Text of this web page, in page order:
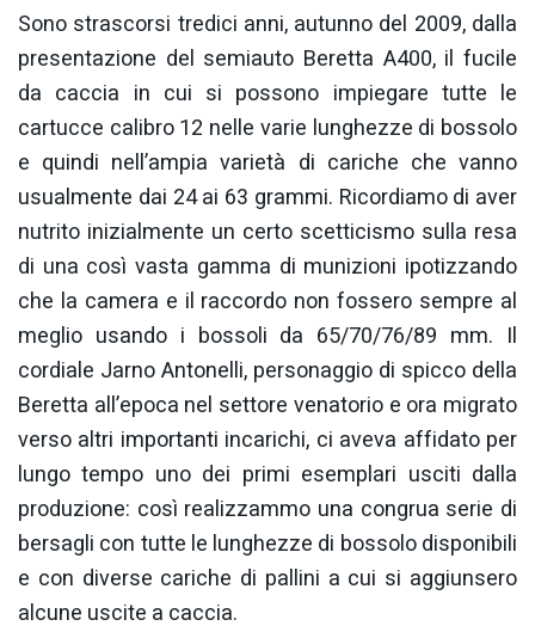
Sono strascorsi tredici anni, autunno del 2009, dalla
presentazione del semiauto Beretta A400, il fucile
da caccia in cui si possono impiegare tutte le
cartucce calibro 12 nelle varie lunghezze di bossolo
e quindi nell’ampia varietà di cariche che vanno
usualmente dai 24 ai 63 grammi. Ricordiamo di aver
nutrito inizialmente un certo scetticismo sulla resa
di una così vasta gamma di munizioni ipotizzando
che la camera e il raccordo non fossero sempre al
meglio usando i bossoli da 65/70/76/89 mm. Il
cordiale Jarno Antonelli, personaggio di spicco della
Beretta all’epoca nel settore venatorio e ora migrato
verso altri importanti incarichi, ci aveva affidato per
lungo tempo uno dei primi esemplari usciti dalla
produzione: così realizzammo una congrua serie di
bersagli con tutte le lunghezze di bossolo disponibili
e con diverse cariche di pallini a cui si aggiunsero
alcune uscite a caccia.